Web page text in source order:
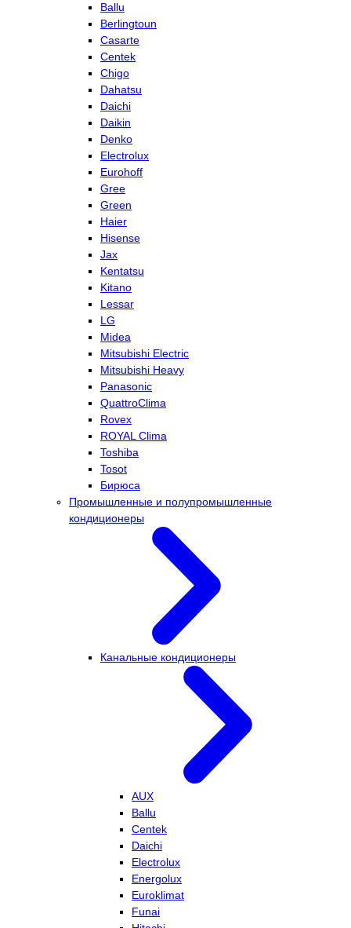
Ballu
Berlingtoun
Casarte
Centek
Chigo
Dahatsu
Daichi
Daikin
Denko
Electrolux
Eurohoff
Gree
Green
Haier
Hisense
Jax
Kentatsu
Kitano
Lessar
LG
Midea
Mitsubishi Electric
Mitsubishi Heavy
Panasonic
QuattroClima
Rovex
ROYAL Clima
Toshiba
Tosot
Бирюса
Промышленные и полупромышленные
кондиционеры
Канальные кондиционеры
AUX
Ballu
Centek
Daichi
Electrolux
Energolux
Euroklimat
Funai